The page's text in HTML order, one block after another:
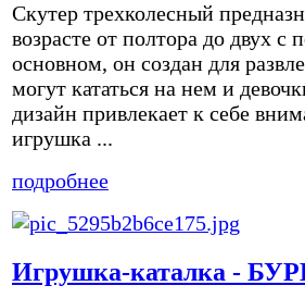
Скутер трехколесный
возрасте от полтора до двух с
основном, он создан для
могут кататься на нем и
дизайн привлекает к себе
игрушка ...
подробнее
Игрушка-каталка -